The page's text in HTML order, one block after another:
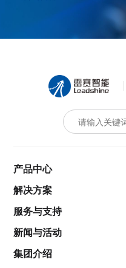
产品中心
解决方案
服务与支持
新闻与活动
集团介绍